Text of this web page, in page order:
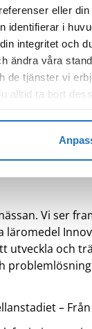
eller
identifierar i
integritet och
ändra våra
de tjänster vi
alltid ta bort
Vi ser
och
–